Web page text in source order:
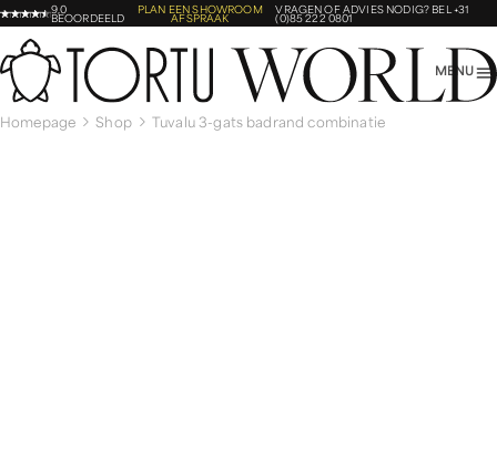
9,0
BEOORDEELD
PLAN EEN SHOWROOM
AFSPRAAK
VRAGEN OF ADVIES NODIG? BEL +31
(0)85 222 0801
MENU
Homepage Shop Tuvalu 3-gats badrand combinatie